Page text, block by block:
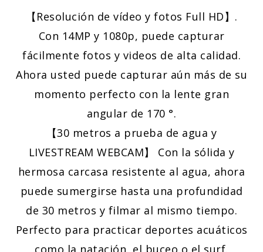
【Resolución de vídeo y fotos Full HD】.
Con 14MP y 1080p, puede capturar
fácilmente fotos y videos de alta calidad.
Ahora usted puede capturar aún más de su
momento perfecto con la lente gran
angular de 170 °.
【30 metros a prueba de agua y
LIVESTREAM WEBCAM】 Con la sólida y
hermosa carcasa resistente al agua, ahora
puede sumergirse hasta una profundidad
de 30 metros y filmar al mismo tiempo.
Perfecto para practicar deportes acuáticos
como la natación, el buceo o el surf.